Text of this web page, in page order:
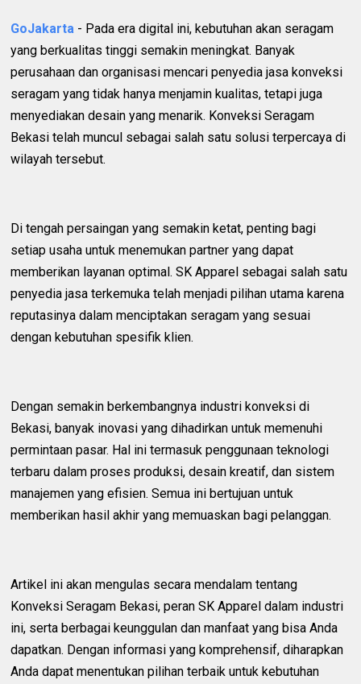
GoJakarta - Pada era digital ini, kebutuhan akan seragam
yang berkualitas tinggi semakin meningkat. Banyak
perusahaan dan organisasi mencari penyedia jasa konveksi
seragam yang tidak hanya menjamin kualitas, tetapi juga
menyediakan desain yang menarik. Konveksi Seragam
Bekasi telah muncul sebagai salah satu solusi terpercaya di
wilayah tersebut.
Di tengah persaingan yang semakin ketat, penting bagi
setiap usaha untuk menemukan partner yang dapat
memberikan layanan optimal. SK Apparel sebagai salah satu
penyedia jasa terkemuka telah menjadi pilihan utama karena
reputasinya dalam menciptakan seragam yang sesuai
dengan kebutuhan spesifik klien.
Dengan semakin berkembangnya industri konveksi di
Bekasi, banyak inovasi yang dihadirkan untuk memenuhi
permintaan pasar. Hal ini termasuk penggunaan teknologi
terbaru dalam proses produksi, desain kreatif, dan sistem
manajemen yang efisien. Semua ini bertujuan untuk
memberikan hasil akhir yang memuaskan bagi pelanggan.
Artikel ini akan mengulas secara mendalam tentang
Konveksi Seragam Bekasi, peran SK Apparel dalam industri
ini, serta berbagai keunggulan dan manfaat yang bisa Anda
dapatkan. Dengan informasi yang komprehensif, diharapkan
Anda dapat menentukan pilihan terbaik untuk kebutuhan